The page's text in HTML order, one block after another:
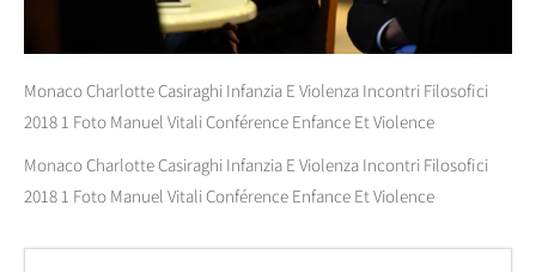
Monaco Charlotte Casiraghi Infanzia E Violenza Incontri Filosofici
2018 1 Foto Manuel Vitali Conférence Enfance Et Violence
Monaco Charlotte Casiraghi Infanzia E Violenza Incontri Filosofici
2018 1 Foto Manuel Vitali Conférence Enfance Et Violence